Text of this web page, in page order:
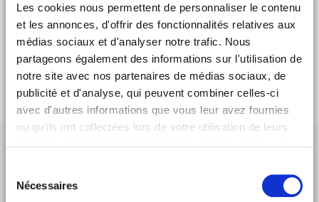
Les cookies nous permettent de personnaliser le contenu
et les annonces, d'offrir des fonctionnalités relatives aux
médias sociaux et d'analyser notre trafic. Nous
partageons également des informations sur l'utilisation de
notre site avec nos partenaires de médias sociaux, de
publicité et d'analyse, qui peuvent combiner celles-ci
avec d'autres informations que vous leur avez fournies
ou qu'ils ont collectées lors de votre utilisation de leurs
cliquant sur « tout autoriser » ; vous refusez ce dépôt de
cookies (sauf cookies nécessaires) en cliquant sur « tout
Nécessaires
- Bien-être : "La beauté au naturel : Comment bien
choisir nos cosmétiques ?"
Pour en savoir plus :
https://www.facebook.com/events/1999344990114168/